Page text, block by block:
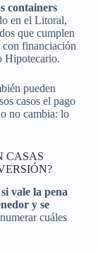
containers
en el Litoral,
que cumplen
con financiación
Hipotecario.
pueden
casos el pago
no cambia: lo
CASAS
vale la pena
y se
cuáles